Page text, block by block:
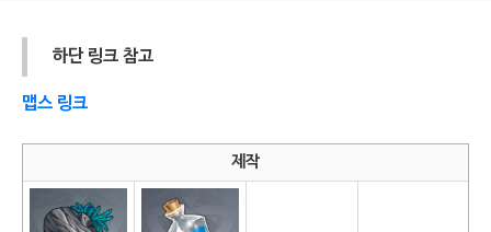
하단 링크 참고
맵스 링크
제작